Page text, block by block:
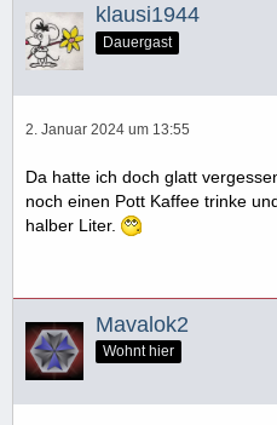
klausi1944
Dauergast
2. Januar 2024 um 13:55
Da hatte ich doch glatt
noch einen Pott Kaffee trinke
halber Liter.
Mavalok2
Wohnt hier